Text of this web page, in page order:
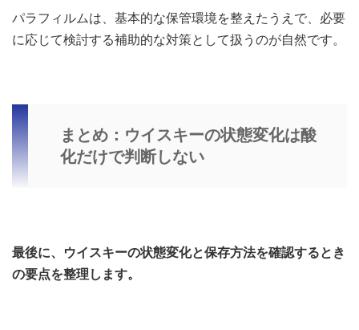
パラフィルムは、基本的な保管環境を整えたうえで、必要
に応じて検討する補助的な対策として扱うのが自然です。
まとめ：ウイスキーの状態変化は酸
化だけで判断しない
最後に、ウイスキーの状態変化と保存方法を確認するとき
の要点を整理します。